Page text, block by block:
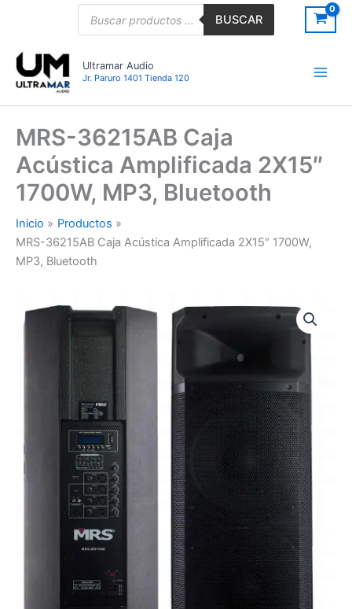
BUSCAR
Ultramar Audio
Jr. Paruro 1401 Tienda 120
MRS-36215AB Caja
Acústica Amplificada 2X15″
1700W, MP3, Bluetooth
Inicio
Productos
MRS-36215AB Caja Acústica Amplificada 2X15″ 1700W,
MP3, Bluetooth
36215AB
Amplificada
Bluetooth
cantidad